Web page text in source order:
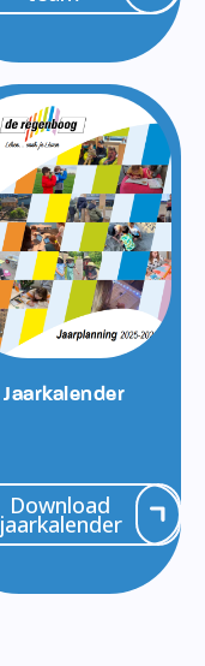
Jaarkalender
Download
jaarkalender